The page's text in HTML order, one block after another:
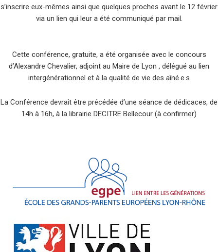
s’inscrire eux-mêmes ainsi que quelques proches avant le 12 février
via un lien qui leur a été communiqué par mail.
Cette conférence, gratuite, a été organisée avec le concours
d’Alexandre Chevalier, adjoint au Maire de Lyon , délégué au lien
intergénérationnel et à la qualité de vie des aîné.e.s
La Conférence devrait être précédée d’une séance de dédicaces, de
14h à 16h, à la librairie DECITRE Bellecour (à confirmer)